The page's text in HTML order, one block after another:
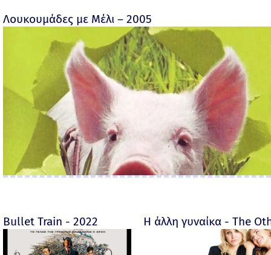
Λουκουμάδες με Μέλι – 2005
Bullet Train - 2022 Η άλλη γυναίκα - The